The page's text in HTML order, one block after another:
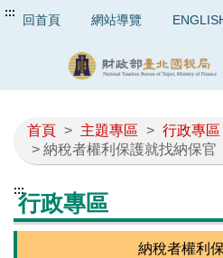
::: 回首頁 網站導覽
首頁 > 主題專區 > 行政專區
> 納稅者權利保護就找納保官
:::行政專區
納稅者權利